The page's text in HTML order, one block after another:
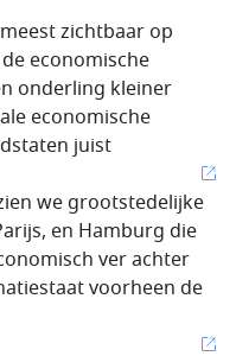
zichtbaar op
economische
onderling kleiner
economische
juist
we grootstedelijke
en Hamburg die
ver achter
voorheen de